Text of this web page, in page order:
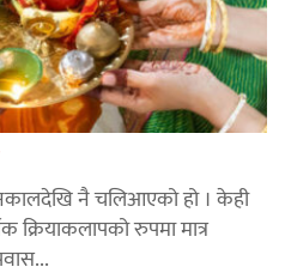
नै चलिआएको हो । केही
क्रियाकलापको रुपमा मात्र